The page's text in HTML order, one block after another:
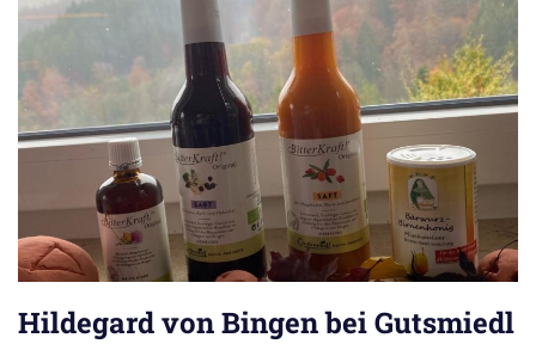
Hildegard von Bingen bei Gutsmiedl